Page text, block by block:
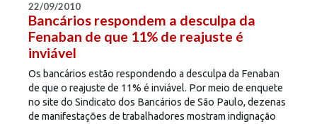
22/09/2010
Bancários respondem a desculpa da
Fenaban de que 11% de reajuste é
inviável
Os bancários estão respondendo a desculpa da Fenaban
de que o reajuste de 11% é inviável. Por meio de enquete
no site do Sindicato dos Bancários de São Paulo, dezenas
de manifestações de trabalhadores mostram indignação